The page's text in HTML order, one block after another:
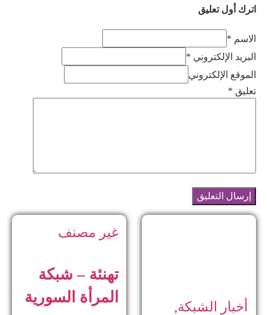
اترك أول تعليق
الاسم *
البريد الإلكتروني *
الموقع الإلكتروني
تعليق *
أخبار الشبكة,
غير مصنف
تهنئة – شبكة
المرأة السورية